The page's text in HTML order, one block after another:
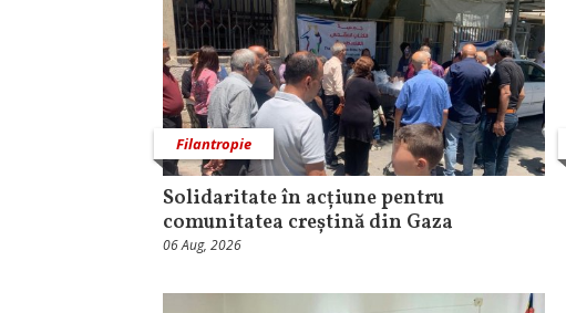
Filantropie
Solidaritate în acțiune pentru
comunitatea creștină din Gaza
06 Aug, 2026